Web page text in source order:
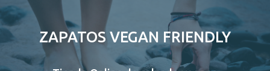
ZAPATOS VEGAN FRIENDLY